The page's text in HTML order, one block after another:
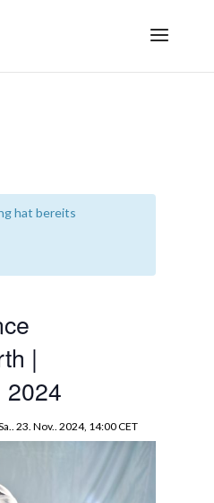
hat bereits
|
2024
23. Nov.. 2024, 14:00CET